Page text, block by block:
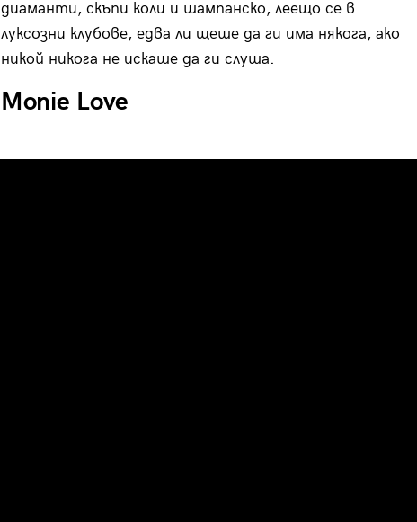
диаманти, скъпи коли и шампанско, леещо се в
луксозни клубове, едва ли щеше да ги има някога, ако
никой никога не искаше да ги слуша.
Monie Love